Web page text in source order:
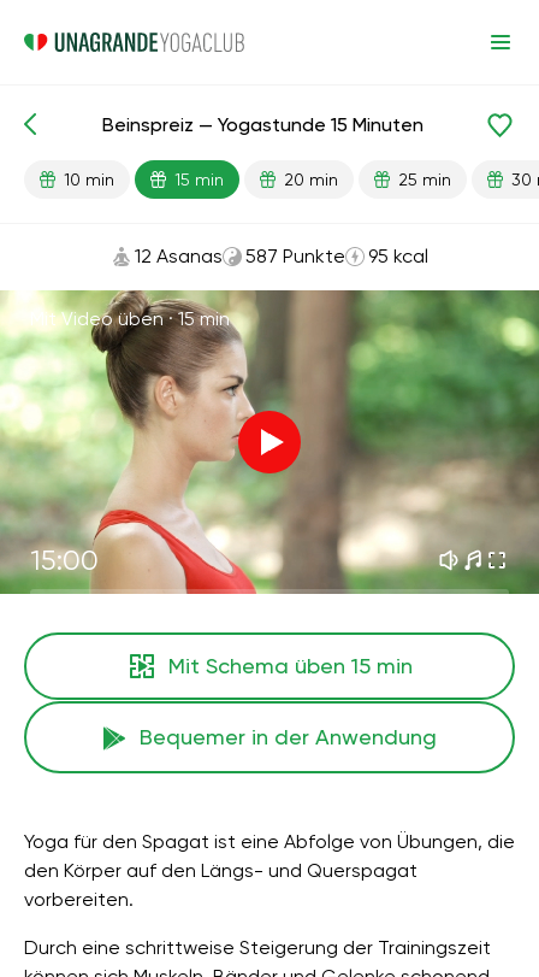
Fertige Lektionen Flexibilität
Beinspreiz — Yogastunde 15 Minuten
10 min 15 min 20 min 25 min 30
12 Asanas 587 Punkte 95 kcal
Mit Video üben ·15 min
15:00
Mit Schema üben 15 min
Bequemer in der Anwendung
Yoga für den Spagat ist eine Abfolge von Übungen, die
den Körper auf den Längs- und Querspagat
vorbereiten.
Durch eine schrittweise Steigerung der Trainingszeit